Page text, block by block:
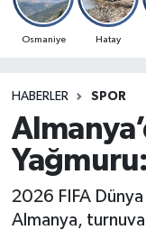
Osmaniye Hatay
HABERLER SPOR
Yağmuru:
2026 FIFA Dünya
Almanya,
MAGAZİN
SPOR
RESMİ
Süper Lig
Son Dakika
Haber Arşivi